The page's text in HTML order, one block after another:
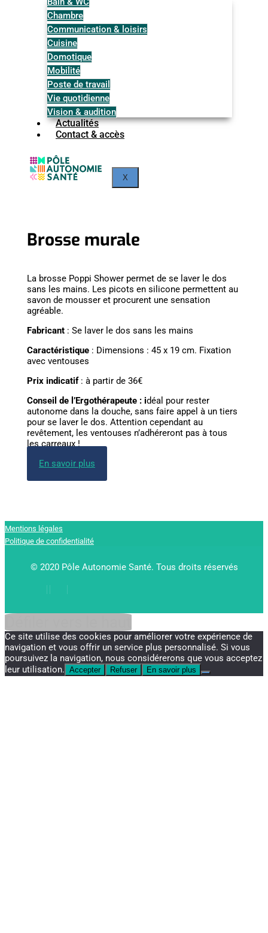
Chambre
Communication & loisirs
Cuisine
Domotique
Mobilité
Poste de travail
Vie quotidienne
Vision & audition
Actualités
Contact & accès
X
Brosse murale
La brosse Poppi Shower permet de se laver le dos
sans les mains. Les picots en silicone permettent au
savon de mousser et procurent une sensation
agréable.
Fabricant : Se laver le dos sans les mains
Caractéristique : Dimensions : 45 x 19 cm. Fixation
avec ventouses
Prix indicatif: à partir de 36€
Conseil de l’Ergothérapeute : idéal pour rester
autonome dans la douche, sans faire appel à un tiers
pour se laver le dos. Attention cependant au
revêtement, les ventouses n’adhéreront pas à tous
les carreaux !
En savoir plus
Mentions légales
Politique de confidentialité
© 2020 Pôle Autonomie Santé. Tous droits réservés
Ce site utilise des cookies pour améliorer votre expérience de
navigation et vous offrir un service plus personnalisé. Si vous
poursuivez la navigation, nous considérerons que vous acceptez
leur utilisation. Accepter Refuser En savoir plus